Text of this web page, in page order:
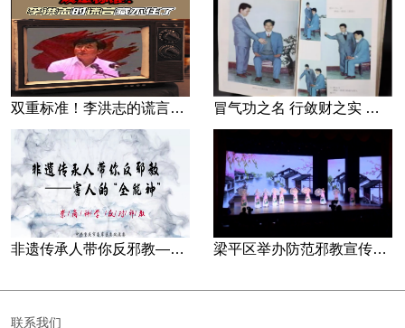
双重标准！李洪志的谎言藏不住了 冒气功之名 行敛财之实 张宏堡义女“小倩”团伙覆灭记
非遗传承人带你反邪教—害人的“全能神” 梁平区举办防范邪教宣传专场文艺演出
联系我们